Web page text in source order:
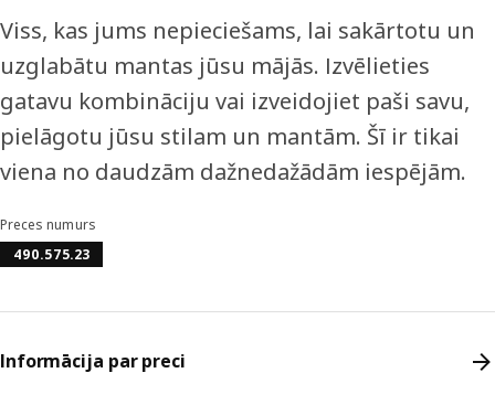
Viss, kas jums nepieciešams, lai sakārtotu un
uzglabātu mantas jūsu mājās. Izvēlieties
gatavu kombināciju vai izveidojiet paši savu,
pielāgotu jūsu stilam un mantām. Šī ir tikai
viena no daudzām dažnedažādām iespējām.
Preces numurs
490.575.23
Informācija par preci